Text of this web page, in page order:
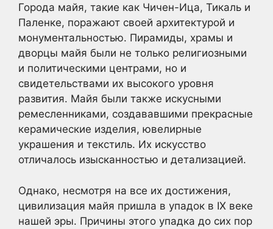
Города майя, такие как Чичен-Ица, Тикаль и
Паленке, поражают своей архитектурой и
монументальностью. Пирамиды, храмы и
дворцы майя были не только религиозными
и политическими центрами, но и
свидетельствами их высокого уровня
развития. Майя были также искусными
ремесленниками, создававшими прекрасные
керамические изделия, ювелирные
украшения и текстиль. Их искусство
отличалось изысканностью и детализацией.
Однако, несмотря на все их достижения,
цивилизация майя пришла в упадок в IX веке
нашей эры. Причины этого упадка до сих пор